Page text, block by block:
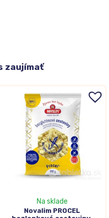
zaujímať
Na sklade
Novalim PROCEL